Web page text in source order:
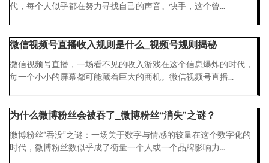
代，每个人似乎都在努力寻找自己的声音。快手，这个曾...
微信视频号直播收入规则是什么_视频号规则揭秘
微信视频号直播，一场看不见的收入游戏在这个信息爆炸的时代，
每一个小小的屏幕都可能藏着巨大的商机。微信视频号直播...
为什么微博粉丝会被吞了_微博粉丝“消失”之谜？
微博粉丝“吞没”之谜：一场关于数字与情感的较量在这个数字化的
时代，微博粉丝数似乎成了衡量一个人或一个品牌影响力...